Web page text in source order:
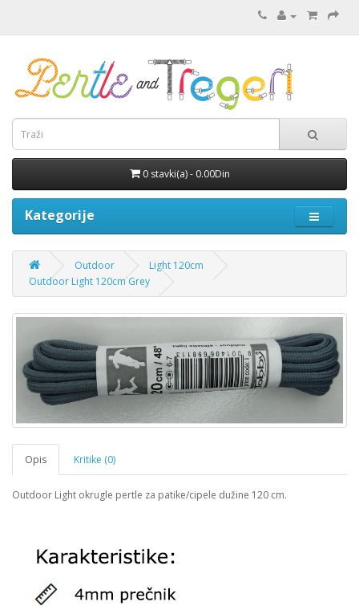
0 stavki(a) - 0.00Din
Kategorije
Outdoor
Light 120cm
Outdoor Light 120cm Grey
Opis Kritike (0)
Outdoor Light okrugle pertle za patike/cipele dužine 120 cm.